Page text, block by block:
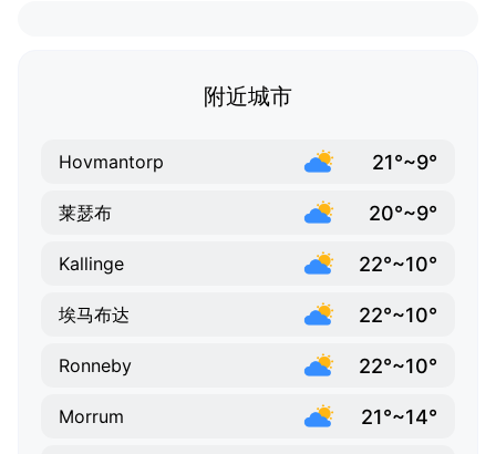
附近城市
Hovmantorp 21°~9°
莱瑟布 20°~9°
Kallinge 22°~10°
埃马布达 22°~10°
Ronneby 22°~10°
Morrum 21°~14°